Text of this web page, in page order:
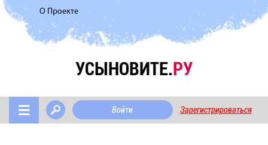
О Проекте
УСЫНОВИТЕ.РУ
Войти Зарегистрироваться